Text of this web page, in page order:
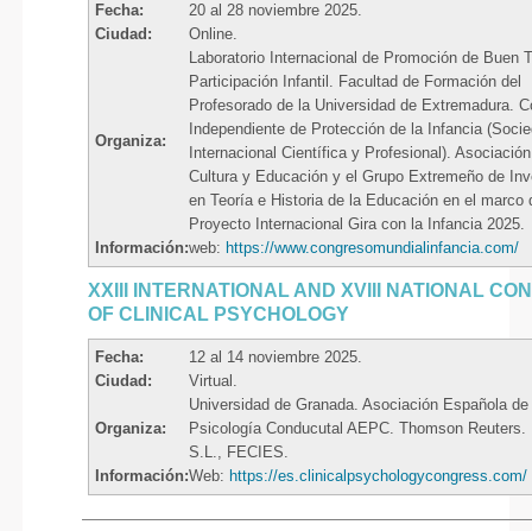
Fecha:
20 al 28 noviembre 2025.
Ciudad:
Online.
Organiza:
Laboratorio Internacional de Promoción de Buen
Participación Infantil. Facultad de Formación del
Profesorado de la Universidad de Extremadura.
Independiente de Protección de la Infancia
Internacional Científica y Profesional).
Cultura y Educación y el Grupo Extremeño de
en Teoría e Historia de la Educación en el marco
Proyecto Internacional Gira con la Infancia 2025.
Información:web: https://www.congresomundialinfancia.com/
XXIII INTERNATIONAL AND XVIII NATIONAL
OF CLINICAL PSYCHOLOGY
Fecha:
12 al 14 noviembre 2025.
Ciudad:
Virtual.
Organiza:
Universidad de Granada. Asociación Española de
Psicología Conducutal AEPC. Thomson Reuters.
S.L., FECIES.
Información:Web: https://es.clinicalpsychologycongress.com/